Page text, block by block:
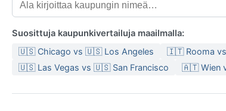
Suosittuja kaupunkivertailuja maailmalla:
🇺🇸 Chicago vs 🇺🇸 Los Angeles 🇮🇹 Rooma
🇺🇸 Las Vegas vs 🇺🇸 San Francisco
🇦🇹 Wien